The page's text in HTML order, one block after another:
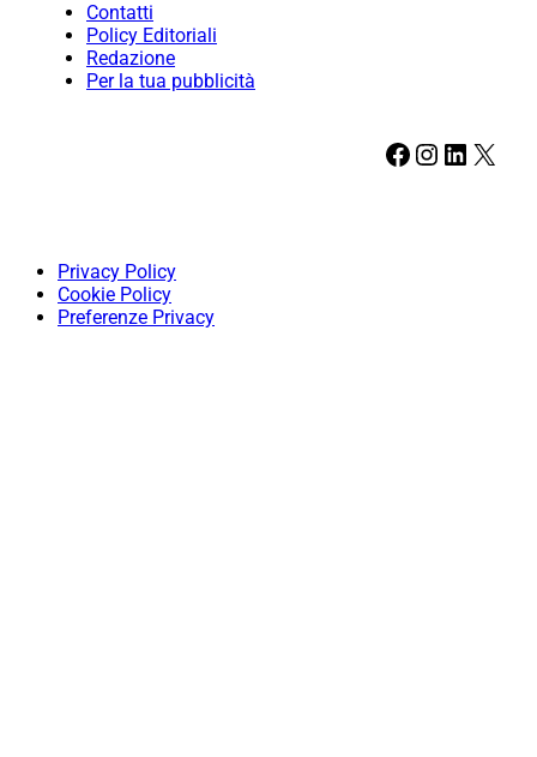
Contatti
Policy Editoriali
Redazione
Per la tua pubblicità
Facebook Instagram LinkedIn X
Privacy Policy
Cookie Policy
Preferenze Privacy